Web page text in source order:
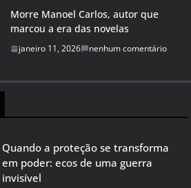
Morre Manoel Carlos, autor que
marcou a era das novelas
janeiro 11, 2026 nenhum comentário
Quando a proteção se transforma
em poder: ecos de uma guerra
invisível